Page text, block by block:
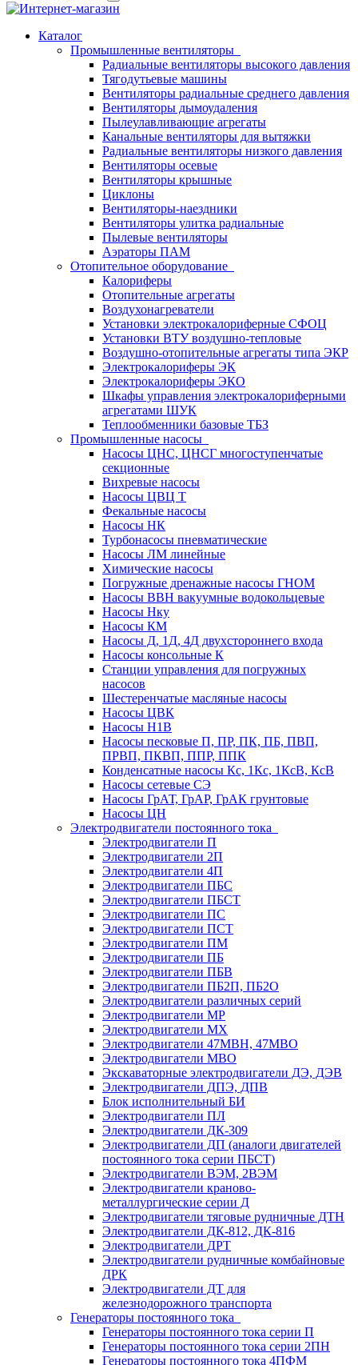
Каталог
Промышленные вентиляторы
Радиальные вентиляторы высокого давления
Тягодутьевые машины
Вентиляторы радиальные среднего давления
Вентиляторы дымоудаления
Пылеулавливающие агрегаты
Канальные вентиляторы для вытяжки
Радиальные вентиляторы низкого давления
Вентиляторы осевые
Вентиляторы крышные
Циклоны
Вентиляторы-наездники
Вентиляторы улитка радиальные
Пылевые вентиляторы
Аэраторы ПАМ
Отопительное оборудование
Калориферы
Отопительные агрегаты
Воздухонагреватели
Установки электрокалориферные СФОЦ
Установки ВТУ воздушно-тепловые
Воздушно-отопительные агрегаты типа ЭКР
Электрокалориферы ЭК
Электрокалориферы ЭКО
Шкафы управления электрокалориферными
агрегатами ШУК
Теплообменники базовые ТБЗ
Промышленные насосы
Насосы ЦНС, ЦНСГ многоступенчатые
секционные
Вихревые насосы
Насосы ЦВЦ Т
Фекальные насосы
Насосы НК
Турбонасосы пневматические
Насосы ЛМ линейные
Химические насосы
Погружные дренажные насосы ГНОМ
Насосы ВВН вакуумные водокольцевые
Насосы Нку
Насосы КМ
Насосы Д, 1Д, 4Д двухстороннего входа
Насосы консольные К
Станции управления для погружных
насосов
Шестеренчатые масляные насосы
Насосы ЦВК
Насосы Н1В
Насосы песковые П, ПР, ПК, ПБ, ПВП,
ПРВП, ПКВП, ППР, ППК
Конденсатные насосы Кс, 1Кс, 1КсВ, КсВ
Насосы сетевые СЭ
Насосы ГрАТ, ГрАР, ГрАК грунтовые
Насосы ЦН
Электродвигатели постоянного тока
Электродвигатели П
Электродвигатели 2П
Электродвигатели 4П
Электродвигатели ПБС
Электродвигатели ПБСТ
Электродвигатели ПС
Электродвигатели ПСТ
Электродвигатели ПМ
Электродвигатели ПБ
Электродвигатели ПБВ
Электродвигатели ПБ2П, ПБ2О
Электродвигатели различных серий
Электродвигатели МР
Электродвигатели MX
Электродвигатели 47MBH, 47МВО
Электродвигатели MBO
Экскаваторные электродвигатели ДЭ, ДЭВ
Электродвигатели ДПЭ, ДПВ
Блок исполнительный БИ
Электродвигатели ПЛ
Электродвигатели ДК-309
Электродвигатели ДП (аналоги двигателей
постоянного тока серии ПБСТ)
Электродвигатели ВЭМ, 2ВЭМ
Электродвигатели краново-
металлургические серии Д
Электродвигатели тяговые рудничные ДТН
Электродвигатели ДК-812, ДК-816
Электродвигатели ДРТ
Электродвигатели рудничные комбайновые
ДРК
Электродвигатели ДТ для
железнодорожного транспорта
Генераторы постоянного тока
Генераторы постоянного тока серии П
Генераторы постоянного тока серии 2ПН
Генераторы постоянного тока 4ПФМ